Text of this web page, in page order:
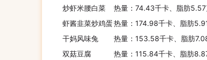
炒虾米腰白菜
热量：74.43千卡、脂肪
虾酱韭菜炒鸡蛋热量：174.98千卡、脂肪
干妈风味兔
热量：153.58千卡、脂肪
双菇豆腐
热量：115.84千卡、脂肪